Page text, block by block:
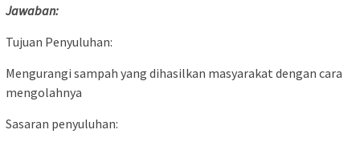
Jawaban:
Tujuan Penyuluhan:
Mengurangi sampah yang dihasilkan masyarakat dengan cara
mengolahnya
Sasaran penyuluhan: